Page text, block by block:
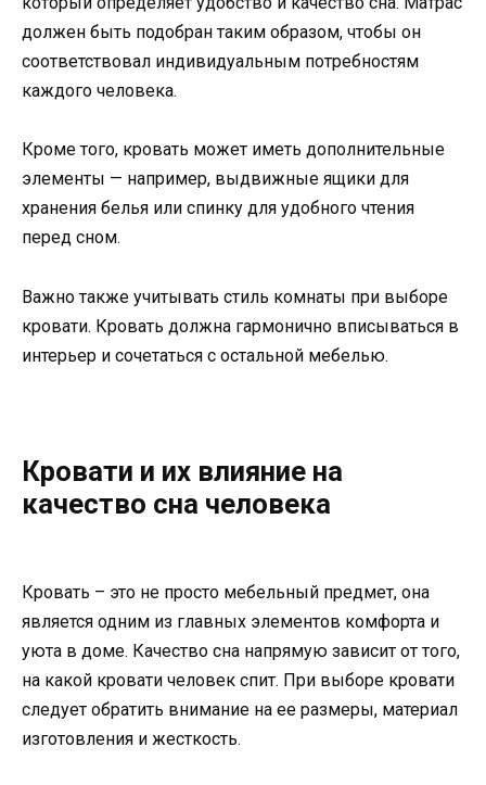
должен быть подобран таким образом, чтобы он
соответствовал индивидуальным потребностям
каждого человека.
Кроме того, кровать может иметь дополнительные
элементы — например, выдвижные ящики для
хранения белья или спинку для удобного чтения
перед сном.
Важно также учитывать стиль комнаты при выборе
кровати. Кровать должна гармонично вписываться в
интерьер и сочетаться с остальной мебелью.
Кровати и их влияние на
качество сна человека
Кровать – это не просто мебельный предмет, она
является одним из главных элементов комфорта и
уюта в доме. Качество сна напрямую зависит от того,
на какой кровати человек спит. При выборе кровати
следует обратить внимание на ее размеры, материал
изготовления и жесткость.